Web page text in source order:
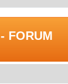
FORUM